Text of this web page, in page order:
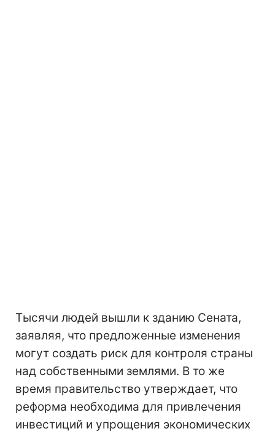
Тысячи людей вышли к зданию Сената,
заявляя, что предложенные изменения
могут создать риск для контроля страны
над собственными землями. В то же
время правительство утверждает, что
реформа необходима для привлечения
инвестиций и упрощения экономических